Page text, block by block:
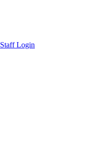
Staff Login